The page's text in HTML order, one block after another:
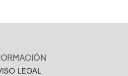
LEGAL